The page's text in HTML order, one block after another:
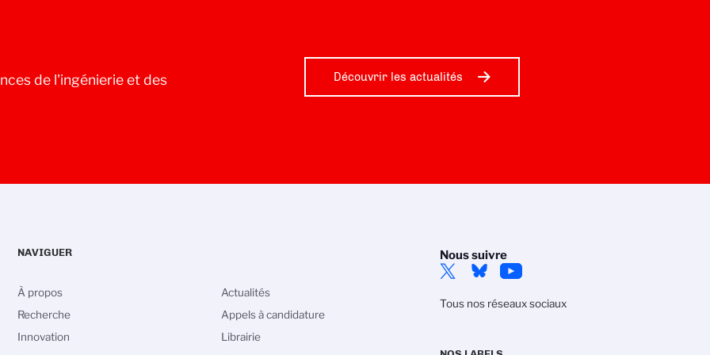
de l'ingénierie et des Découvrir les actualités
Nous suivre
Tous nos réseaux sociaux
NAVIGUER
À propos
Recherche
Innovation
Actualités
Appels à candidature
Librairie